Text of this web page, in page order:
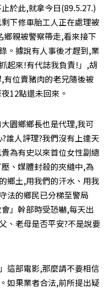
於此,就拿今日(89.5.27.)
下修車胎工人正在處理被
親被警察帶走,看來接下
。據說有人事後才趕到,業
起來!有代誌我負責!」,胡
有位賣豬肉的老兄隨後被
12點還未回來。
園鄉鄉長也是代理,我可
誰人評理?我們沒有上達天
為有史以來首位女性副總
、媒體封殺的夾縫中,為
鄉土,用我們的汗水、用我
法的鄉民已分梯至警局
」幹部時受恐嚇,每天出
、老母是否平安?不是說要
這部電影,那麼請不要相信
如果業者合法,前所提出疑